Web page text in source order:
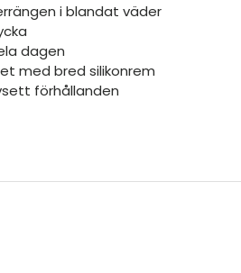
i blandat väder
dagen
med bred silikonrem
förhållanden